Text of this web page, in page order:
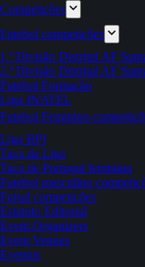
Competições
Futebol competições
1.ª Divisão Distrital AF
2.ª Divisão Distrital AF
Futebol Formação
Liga INATEL
Futebol Feminino
Liga BPI
Taça da Liga
Taça de Portugal feminina
Futebol masculino
Futsal competições
Estatuto Editorial
Event Organizers
Event Venues
Eventos